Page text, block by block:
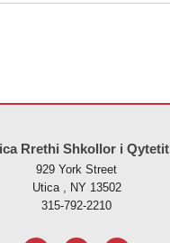
Rrethi Shkollor i Qytetit
929 York Street
Utica , NY 13502
315-792-2210